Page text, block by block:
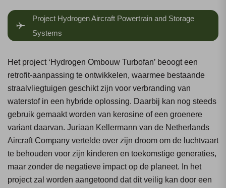
Project Hydrogen Aircraft Powertrain and Storage
Systems
Het project ‘Hydrogen Ombouw Turbofan’ beoogt een
retrofit-aanpassing te ontwikkelen, waarmee bestaande
straalvliegtuigen geschikt zijn voor verbranding van
waterstof in een hybride oplossing. Daarbij kan nog steeds
gebruik gemaakt worden van kerosine of een groenere
variant daarvan. Juriaan Kellermann van de Netherlands
Aircraft Company vertelde over zijn droom om de luchtvaart
te behouden voor zijn kinderen en toekomstige generaties,
maar zonder de negatieve impact op de planeet. In het
project zal worden aangetoond dat dit veilig kan door een